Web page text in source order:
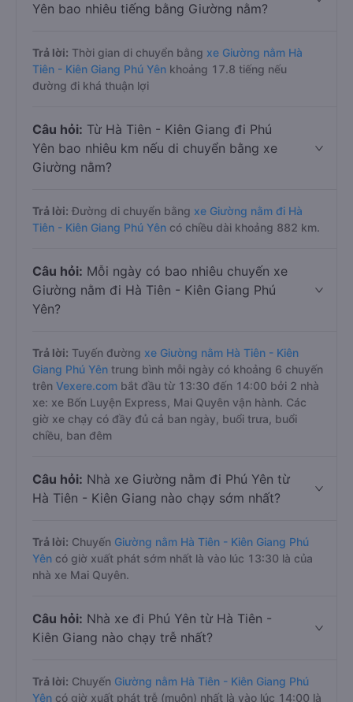
Yên bao nhiêu tiếng bằng Giường nằm?
Trả lời: Thời gian di chuyển bằng xe Giường nằm Hà
Tiên - Kiên Giang Phú Yên khoảng 17.8 tiếng nếu
đường đi khá thuận lợi
Câu hỏi: Từ Hà Tiên - Kiên Giang đi Phú
Yên bao nhiêu km nếu di chuyển bằng xe
Giường nằm?
Trả lời: Đường di chuyển bằng xe Giường nằm đi Hà
Tiên - Kiên Giang Phú Yên có chiều dài khoảng 882 km.
Câu hỏi: Mỗi ngày có bao nhiêu chuyến xe
Giường nằm đi Hà Tiên - Kiên Giang Phú
Yên?
Trả lời: Tuyến đường xe Giường nằm Hà Tiên - Kiên
Giang Phú Yên trung bình mỗi ngày có khoảng 6 chuyến
trên Vexere.com bắt đầu từ 13:30 đến 14:00 bởi 2 nhà
xe: xe Bốn Luyện Express, Mai Quyên vận hành. Các
giờ xe chạy có đầy đủ cả ban ngày, buổi trưa, buổi
chiều, ban đêm
Câu hỏi: Nhà xe Giường nằm đi Phú Yên từ
Hà Tiên - Kiên Giang nào chạy sớm nhất?
Trả lời: Chuyến Giường nằm Hà Tiên - Kiên Giang Phú
Yên có giờ xuất phát sớm nhất là vào lúc 13:30 là của
nhà xe Mai Quyên.
Câu hỏi: Nhà xe đi Phú Yên từ Hà Tiên -
Kiên Giang nào chạy trễ nhất?
Trả lời: Chuyến Giường nằm Hà Tiên - Kiên Giang Phú
Yên có giờ xuất phát trễ (muộn) nhất là vào lúc 14:00 là